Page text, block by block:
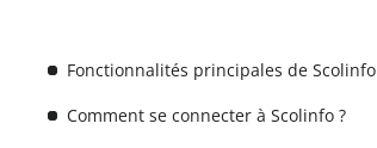
Fonctionnalités principales de Scolinfo
Comment se connecter à Scolinfo ?